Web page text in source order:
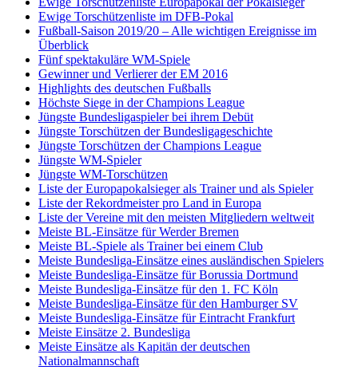
Ewige Torschützenliste im DFB-Pokal
Fußball-Saison 2019/20 – Alle wichtigen Ereignisse im
Überblick
Fünf spektakuläre WM-Spiele
Gewinner und Verlierer der EM 2016
Highlights des deutschen Fußballs
Höchste Siege in der Champions League
Jüngste Bundesligaspieler bei ihrem Debüt
Jüngste Torschützen der Bundesligageschichte
Jüngste Torschützen der Champions League
Jüngste WM-Spieler
Jüngste WM-Torschützen
Liste der Europapokalsieger als Trainer und als Spieler
Liste der Rekordmeister pro Land in Europa
Liste der Vereine mit den meisten Mitgliedern weltweit
Meiste BL-Einsätze für Werder Bremen
Meiste BL-Spiele als Trainer bei einem Club
Meiste Bundesliga-Einsätze eines ausländischen Spielers
Meiste Bundesliga-Einsätze für Borussia Dortmund
Meiste Bundesliga-Einsätze für den 1. FC Köln
Meiste Bundesliga-Einsätze für den Hamburger SV
Meiste Bundesliga-Einsätze für Eintracht Frankfurt
Meiste Einsätze 2. Bundesliga
Meiste Einsätze als Kapitän der deutschen
Nationalmannschaft